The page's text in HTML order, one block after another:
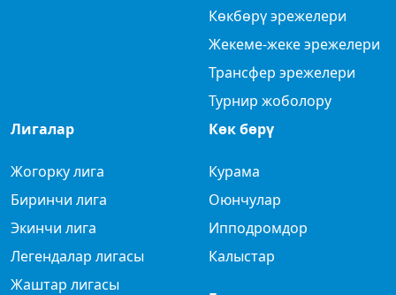
Көкбөрү эрежелери
Жекеме-жеке эрежелери
Трансфер эрежелери
Турнир жоболору
Лигалар
Жогорку лига
Биринчи лига
Экинчи лига
Легендалар лигасы
Жаштар лигасы
Көк бөрү
Курама
Оюнчулар
Ипподромдор
Калыстар